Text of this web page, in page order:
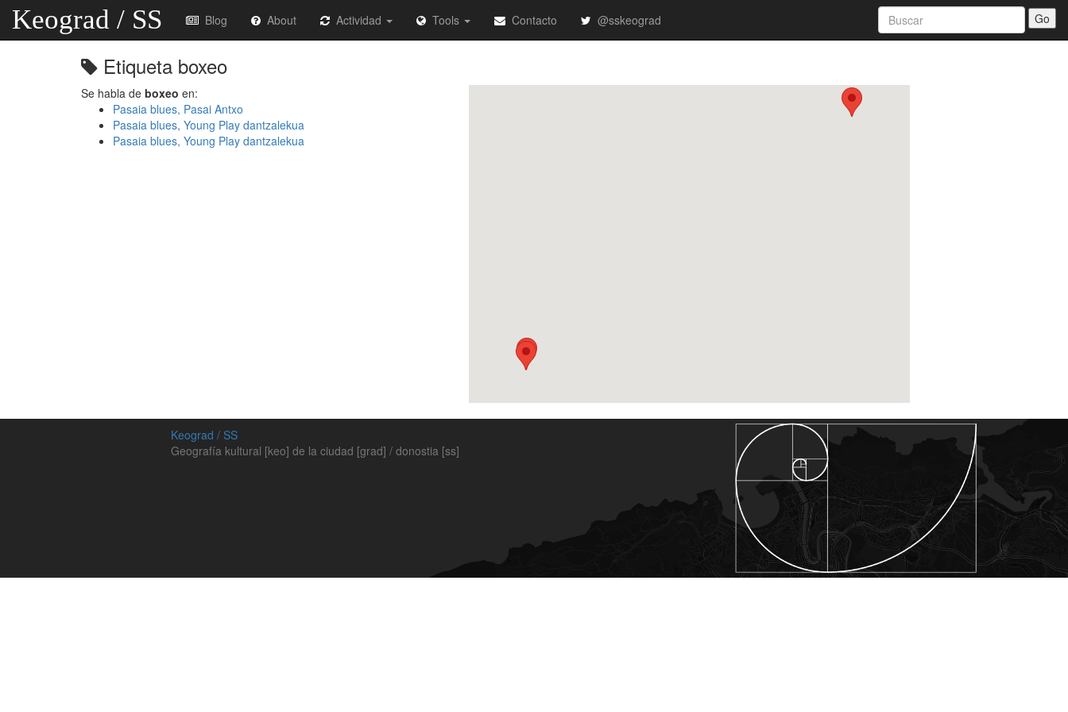
Keograd / SS Blog About Actividad Tools Contacto @sskeograd
Etiqueta boxeo
Se habla de boxeo en:
Pasaia blues, Pasai Antxo
Pasaia blues, Young Play dantzalekua
Pasaia blues, Young Play dantzalekua
Keograd / SS
Geografía kultural [keo] de la ciudad [grad] / donostia [ss]